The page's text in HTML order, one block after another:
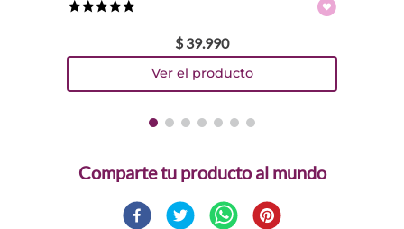
$ 39.990
Comparte